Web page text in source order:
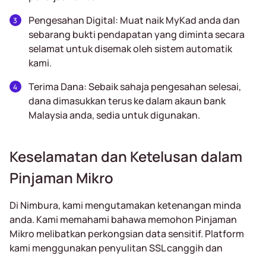
Pengesahan Digital: Muat naik MyKad anda dan
sebarang bukti pendapatan yang diminta secara
selamat untuk disemak oleh sistem automatik
kami.
Terima Dana: Sebaik sahaja pengesahan selesai,
dana dimasukkan terus ke dalam akaun bank
Malaysia anda, sedia untuk digunakan.
Keselamatan dan Ketelusan dalam
Pinjaman Mikro
Di Nimbura, kami mengutamakan ketenangan minda
anda. Kami memahami bahawa memohon Pinjaman
Mikro melibatkan perkongsian data sensitif. Platform
kami menggunakan penyulitan SSL canggih dan